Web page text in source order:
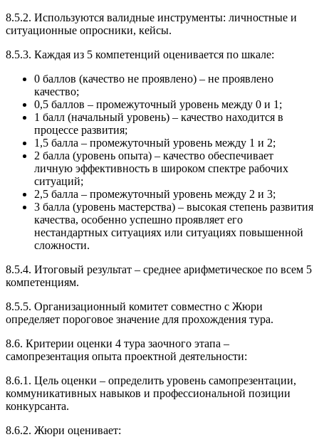
8.5.2. Используются валидные инструменты: личностные и
ситуационные опросники, кейсы.
8.5.3. Каждая из 5 компетенций оценивается по шкале:
0 баллов (качество не проявлено) – не проявлено
качество;
0,5 баллов – промежуточный уровень между 0 и 1;
1 балл (начальный уровень) – качество находится в
процессе развития;
1,5 балла – промежуточный уровень между 1 и 2;
2 балла (уровень опыта) – качество обеспечивает
личную эффективность в широком спектре рабочих
ситуаций;
2,5 балла – промежуточный уровень между 2 и 3;
3 балла (уровень мастерства) – высокая степень развития
качества, особенно успешно проявляет его
нестандартных ситуациях или ситуациях повышенной
сложности.
8.5.4. Итоговый результат – среднее арифметическое по всем 5
компетенциям.
8.5.5. Организационный комитет совместно с Жюри
определяет пороговое значение для прохождения тура.
8.6. Критерии оценки 4 тура заочного этапа –
самопрезентация опыта проектной деятельности:
8.6.1. Цель оценки – определить уровень самопрезентации,
коммуникативных навыков и профессиональной позиции
конкурсанта.
8.6.2. Жюри оценивает: